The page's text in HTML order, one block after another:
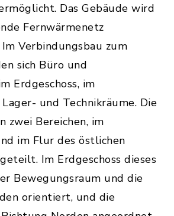
Das Gebäude wird
Fernwärmenetz
Im Verbindungsbau zum
sich Büro und
Erdgeschoss, im
und Technikräume. Die
zwei Bereichen, im
im Flur des östlichen
Im Erdgeschoss dieses
Bewegungsraum und die
orientiert, und die